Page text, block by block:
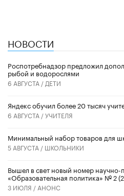
НОВОСТИ
Роспотребнадзор предложил
рыбой и водорослями
6 АВГУСТА / ДЕТИ
​Яндекс обучил более 20 тысяч
6 АВГУСТА /УЧИТЕЛЯ
Минимальный набор товаров для
5 АВГУСТА / ШКОЛЬНИКИ
Вышел в свет новый номер научно-
«Образовательная политика» № 2
3 ИЮЛЯ / АНОНС